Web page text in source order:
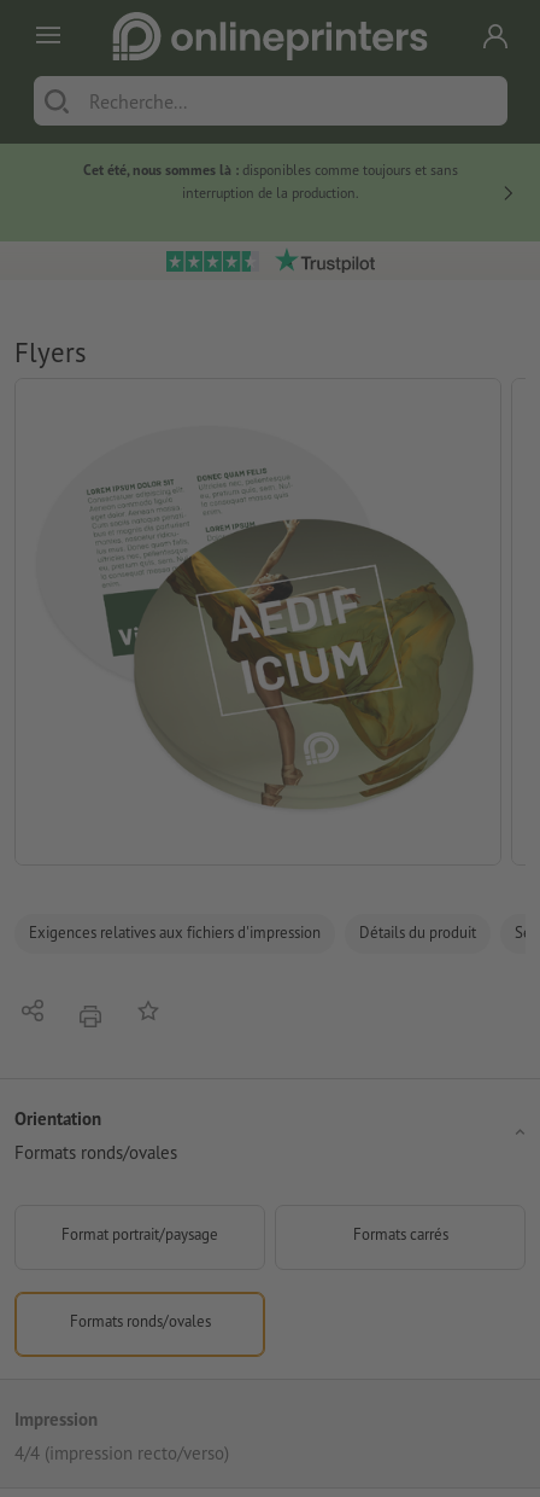
Cet été, nous sommes là :disponibles comme toujours et sans
interruption de la production.
Flyers
Exigences relatives aux fichiers d'impression Détails du produit
PartagerimprimerAjouter à liste d'article
Orientation
Formats ronds/ovales
Format portrait/paysage Formats carrés
Formats ronds/ovales
Impression
4/4 (impression recto/verso)